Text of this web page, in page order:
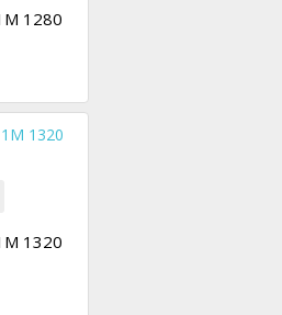
1280
1320